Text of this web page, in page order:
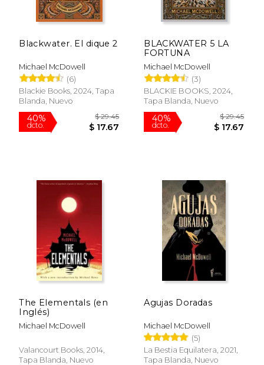
Rápido
Blackwater. El dique 2
Michael McDowell
(6)
Blackie Books, 2024, Tapa
Blanda, Nuevo
BLACKWATER 5 LA
FORTUNA
Michael McDowell
(3)
BLACKIE BOOKS, 2024,
Tapa Blanda, Nuevo
The Elementals (en
Inglés)
Michael McDowell
Valancourt Books, 2014,
Tapa Blanda, Nuevo
Agujas Doradas
Michael McDowell
(5)
La Bestia Equilatera, 2021,
Tapa Blanda, Nuevo